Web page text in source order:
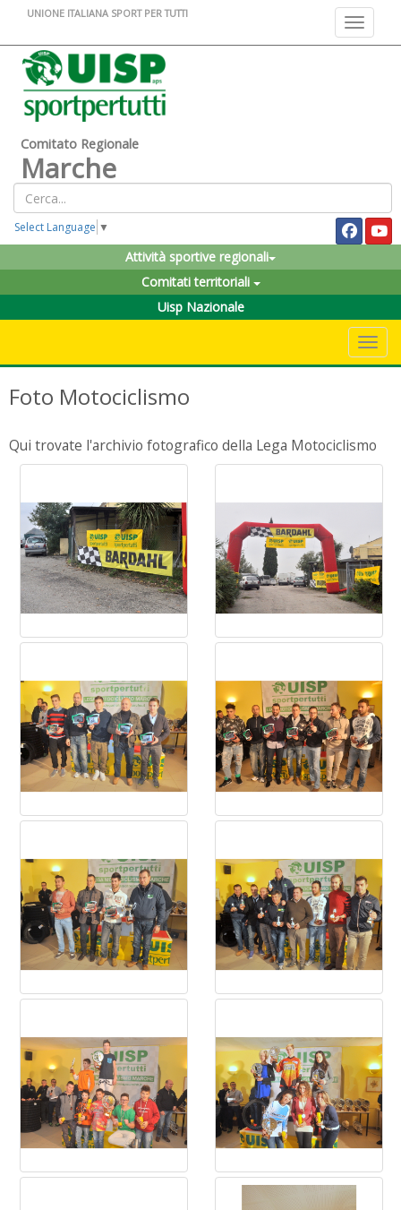
Toggle
UNIONE ITALIANA SPORT PER TUTTI
Comitato Regionale
Marche
Select Language ▼
Attività sportive regionali
Comitati territoriali
Uisp Nazionale
Foto Motociclismo
Qui trovate l'archivio fotografico della Lega Motociclismo